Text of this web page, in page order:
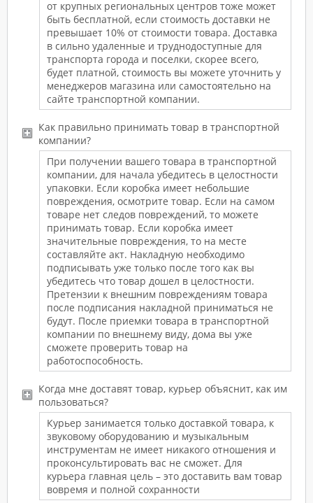
от крупных региональных центров тоже может
быть бесплатной, если стоимость доставки не
превышает 10% от стоимости товара. Доставка
в сильно удаленные и труднодоступные для
транспорта города и поселки, скорее всего,
будет платной, стоимость вы можете уточнить у
менеджеров магазина или самостоятельно на
сайте транспортной компании.
Как правильно принимать товар в транспортной
компании?
При получении вашего товара в транспортной
компании, для начала убедитесь в целостности
упаковки. Если коробка имеет небольшие
повреждения, осмотрите товар. Если на самом
товаре нет следов повреждений, то можете
принимать товар. Если коробка имеет
значительные повреждения, то на месте
составляйте акт. Накладную необходимо
подписывать уже только после того как вы
убедитесь что товар дошел в целостности.
Претензии к внешним повреждениям товара
после подписания накладной приниматься не
будут. После приемки товара в транспортной
компании по внешнему виду, дома вы уже
сможете проверить товар на
работоспособность.
Когда мне доставят товар, курьер объяснит, как им
пользоваться?
Курьер занимается только доставкой товара, к
звуковому оборудованию и музыкальным
инструментам не имеет никакого отношения и
проконсультировать вас не сможет. Для
курьера главная цель – это доставить вам товар
вовремя и полной сохранности